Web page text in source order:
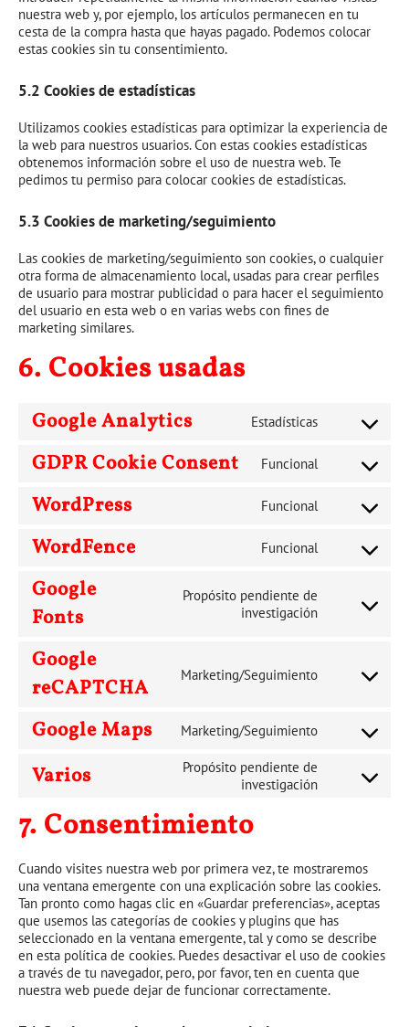
nuestra web y, por ejemplo, los artículos permanecen en tu
cesta de la compra hasta que hayas pagado. Podemos colocar
estas cookies sin tu consentimiento.
5.2 Cookies de estadísticas
Utilizamos cookies estadísticas para optimizar la experiencia de
la web para nuestros usuarios. Con estas cookies estadísticas
obtenemos información sobre el uso de nuestra web. Te
pedimos tu permiso para colocar cookies de estadísticas.
5.3 Cookies de marketing/seguimiento
Las cookies de marketing/seguimiento son cookies, o cualquier
otra forma de almacenamiento local, usadas para crear perfiles
de usuario para mostrar publicidad o para hacer el seguimiento
del usuario en esta web o en varias webs con fines de
marketing similares.
6. Cookies usadas
Google Analytics Estadísticas
Consent
service
GDPR Cookie Consent Funcional
Consent
service
consent
WordPress Funcional
Consent
service
WordFence Funcional
Consent
wordfence
Google
Fonts
Propósito pendiente de
investigación
Consent
Google
reCAPTCHA
Marketing/Seguimiento
Consent
google-
Google Maps Marketing/Seguimiento
Consent
service
google-
Varios
Propósito pendiente de
investigación
Consent
7. Consentimiento
Cuando visites nuestra web por primera vez, te mostraremos
una ventana emergente con una explicación sobre las cookies.
Tan pronto como hagas clic en «Guardar preferencias», aceptas
que usemos las categorías de cookies y plugins que has
seleccionado en la ventana emergente, tal y como se describe
en esta política de cookies. Puedes desactivar el uso de cookies
a través de tu navegador, pero, por favor, ten en cuenta que
nuestra web puede dejar de funcionar correctamente.